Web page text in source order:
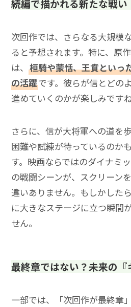
続編で描かれる新たな戦い
次回作では、さらなる大規模
ると予想されます。特に、原
は、桓騎や蒙恬、王賁といっ
の活躍です。彼らが信とどの
進めていくのかが楽しみですね
さらに、信が大将軍への道を
困難や試練が待っているのか
す。映画ならではのダイナミ
の戦闘シーンが、スクリーン
違いありません。もしかした
に大きなステージに立つ瞬間
せん。
最終章ではない？未来の『
一部では、「次回作が最終章